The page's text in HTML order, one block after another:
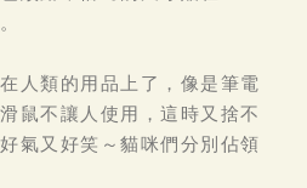
人類的用品上了，像是筆電
鼠不讓人使用，這時又捨不
氣又好笑～貓咪們分別佔領